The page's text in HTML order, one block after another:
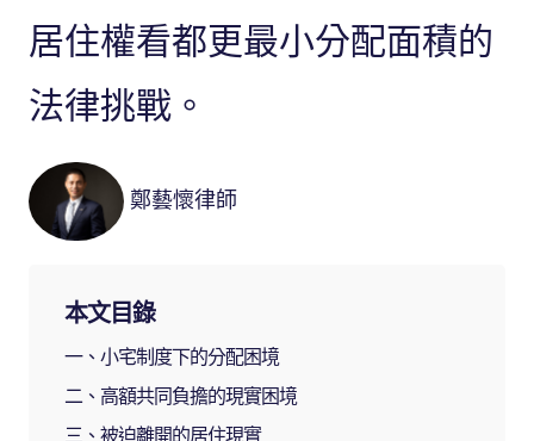
居住權看都更最小分配面積的
法律挑戰。
鄭藝懷律師
本文目錄
一、小宅制度下的分配困境
二、高額共同負擔的現實困境
三、被迫離開的居住現實